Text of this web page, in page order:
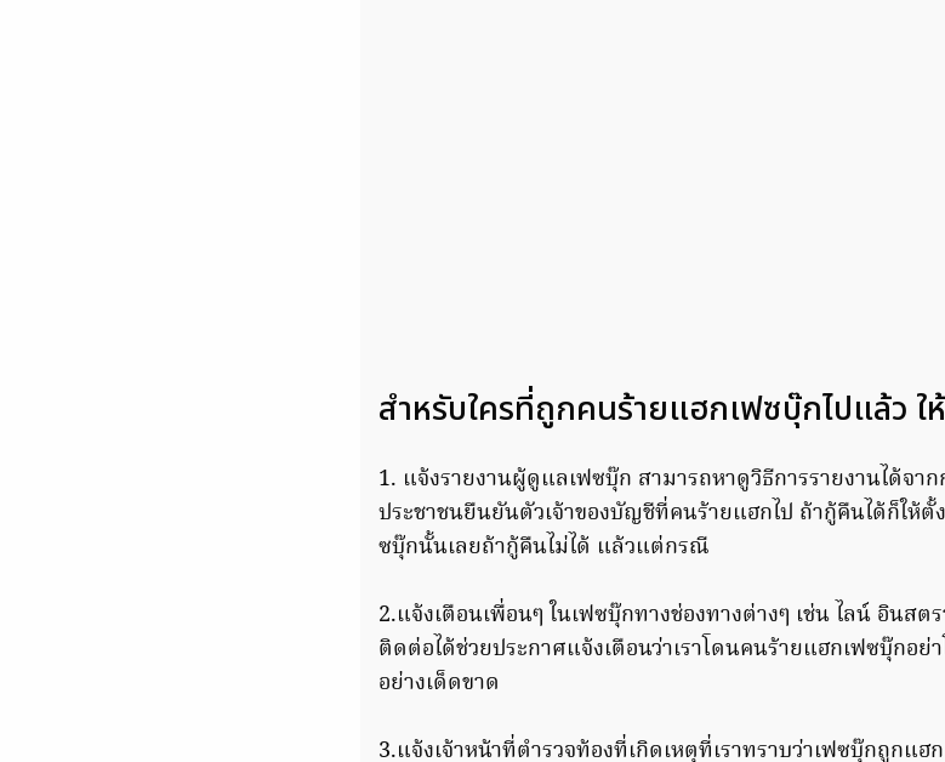
สำหรับใครที่ถูกคนร้ายแฮกเฟซบุ๊กไปแล้ว ใ
1. แจ้งรายงานผู้ดูแลเฟซบุ๊ก สามารถหาดูวิธีการรายงานได้จา
ประชาชนยืนยันตัวเจ้าของบัญชีที่คนร้ายแฮกไป ถ้ากู้คืนได้ก็ให้
ซบุ๊กนั้นเลยถ้ากู้คืนไม่ได้ แล้วแต่กรณี
2.แจ้งเตือนเพื่อนๆ ในเฟซบุ๊กทางช่องทางต่างๆ เช่น ไลน์ อินส
ติดต่อได้ช่วยประกาศแจ้งเตือนว่าเราโดนคนร้ายแฮกเฟซบุ๊กอย่
อย่างเด็ดขาด
3.แจ้งเจ้าหน้าที่ตำรวจท้องที่เกิดเหตุที่เราทราบว่าเฟซบุ๊กถูกแฮ